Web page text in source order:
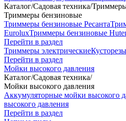
Каталог/Садовая техника/
Триммеры бензиновые
Триммеры бензиновые Ресанта
EuroluxТриммеры бензиновые
Перейти в раздел
Триммеры электрическиеКусторезы
Перейти в раздел
Мойки высокого давления
Каталог/Садовая техника/
Мойки высокого давления
Аккумуляторные мойки высокого
высокого давления
Перейти в раздел